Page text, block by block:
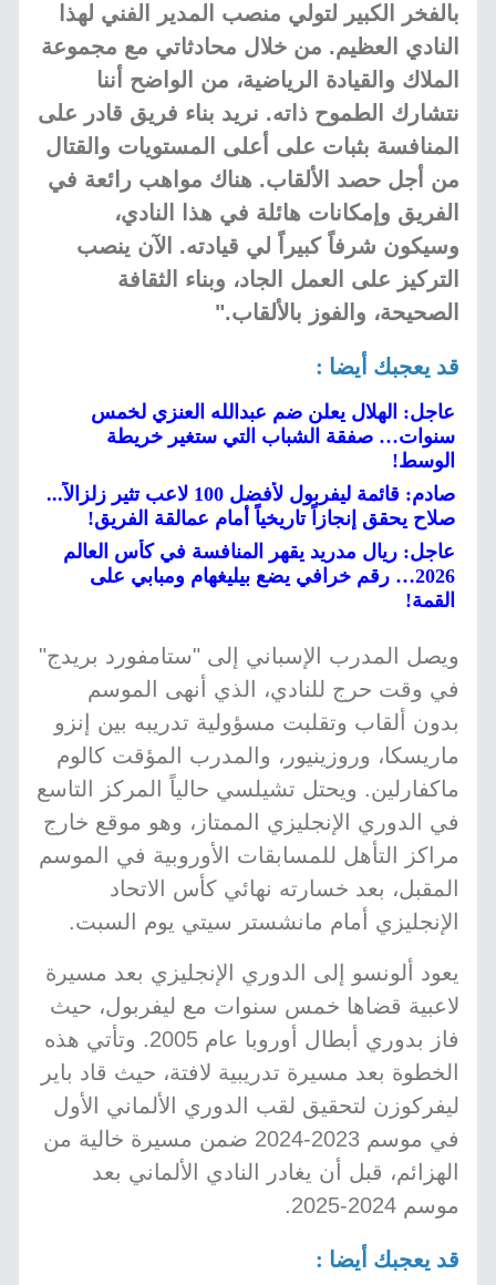
بالفخر الكبير لتولي منصب المدير الفني لهذا
النادي العظيم. من خلال محادثاتي مع مجموعة
الملاك والقيادة الرياضية، من الواضح أننا
نتشارك الطموح ذاته. نريد بناء فريق قادر على
المنافسة بثبات على أعلى المستويات والقتال
من أجل حصد الألقاب. هناك مواهب رائعة في
الفريق وإمكانات هائلة في هذا النادي،
وسيكون شرفاً كبيراً لي قيادته. الآن ينصب
التركيز على العمل الجاد، وبناء الثقافة
الصحيحة، والفوز بالألقاب."
قد يعجبك أيضا :
عاجل: الهلال يعلن ضم عبدالله العنزي لخمس
سنوات… صفقة الشباب التي ستغير خريطة
الوسط!
صادم: قائمة ليفربول لأفضل 100 لاعب تثير زلزالاً...
صلاح يحقق إنجازاً تاريخياً أمام عمالقة الفريق!
عاجل: ريال مدريد يقهر المنافسة في كأس العالم
2026… رقم خرافي يضع بيليغهام ومبابي على
القمة!
ويصل المدرب الإسباني إلى "ستامفورد بريدج"
في وقت حرج للنادي، الذي أنهى الموسم
بدون ألقاب وتقلبت مسؤولية تدريبه بين إنزو
ماريسكا، وروزينيور، والمدرب المؤقت كالوم
ماكفارلين. ويحتل تشيلسي حالياً المركز التاسع
في الدوري الإنجليزي الممتاز، وهو موقع خارج
مراكز التأهل للمسابقات الأوروبية في الموسم
المقبل، بعد خسارته نهائي كأس الاتحاد
الإنجليزي أمام مانشستر سيتي يوم السبت.
يعود ألونسو إلى الدوري الإنجليزي بعد مسيرة
لاعبية قضاها خمس سنوات مع ليفربول، حيث
فاز بدوري أبطال أوروبا عام 2005. وتأتي هذه
الخطوة بعد مسيرة تدريبية لافتة، حيث قاد باير
ليفركوزن لتحقيق لقب الدوري الألماني الأول
في موسم 2023-2024 ضمن مسيرة خالية من
الهزائم، قبل أن يغادر النادي الألماني بعد
موسم 2024-2025.
قد يعجبك أيضا :